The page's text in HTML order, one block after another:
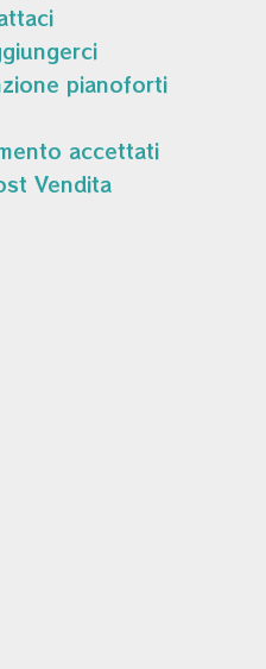
pianoforti
accettati
Vendita